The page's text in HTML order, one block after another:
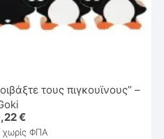
τους πιγκουϊνους” –
€
χωρίς ΦΠΑ